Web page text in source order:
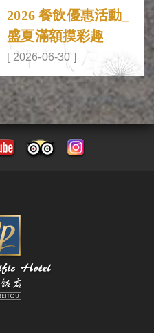
2026 餐飲優惠活動_
盛夏滿額摸彩趣
[ 2026-06-30 ]